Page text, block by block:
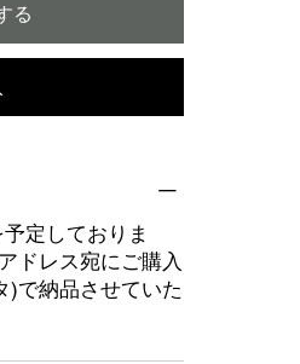
る
定しておりま
ドレス宛にご購入
)で納品させていた